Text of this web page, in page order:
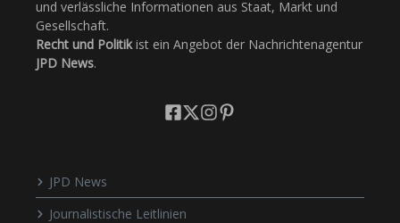
und verlässliche Informationen aus Staat, Markt und
Gesellschaft.
Recht und Politikist ein Angebot der Nachrichtenagentur
JPD News.
JPD News
Journalistische Leitlinien